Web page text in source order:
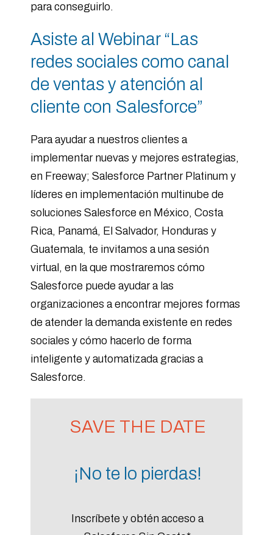
para conseguirlo.
Asiste al Webinar “Las
redes sociales como canal
de ventas y atención al
cliente con Salesforce”
Para ayudar a nuestros clientes a
implementar nuevas y mejores estrategias,
en Freeway; Salesforce Partner Platinum y
líderes en implementación multinube de
soluciones Salesforce en México, Costa
Rica, Panamá, El Salvador, Honduras y
Guatemala, te invitamos a una sesión
virtual, en la que mostraremos cómo
Salesforce puede ayudar a las
organizaciones a encontrar mejores formas
de atender la demanda existente en redes
sociales y cómo hacerlo de forma
inteligente y automatizada gracias a
Salesforce.
SAVE THE DATE
¡No te lo pierdas!
Inscríbete y obtén acceso a